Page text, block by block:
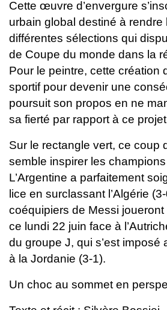
Cette œuvre d’envergure
urbain global destiné à rendre
différentes sélections qui
de Coupe du monde dans la
Pour le peintre, cette création
sportif pour devenir une
poursuit son propos en ne
sa fierté par rapport à ce
Sur le rectangle vert, ce coup
semble inspirer les
L’Argentine a parfaitement
lice en surclassant l’Algérie
coéquipiers de Messi
ce lundi 22 juin face à
du groupe J, qui s’est imposé
à la Jordanie (3-1).
Un choc au sommet en